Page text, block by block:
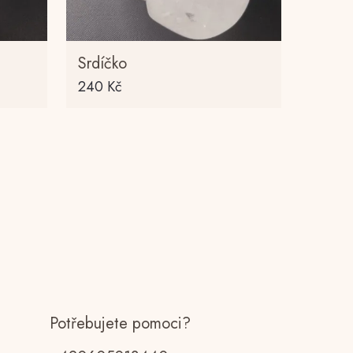
Srdíčko
240 Kč
Potřebujete pomoci?